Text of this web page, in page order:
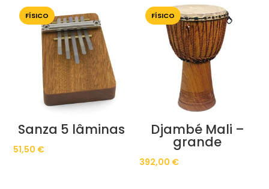
FÍSICO
Sanza 5 lâminas
51,50 €
FÍSICO
Djambé Mali –
grande
392,00 €